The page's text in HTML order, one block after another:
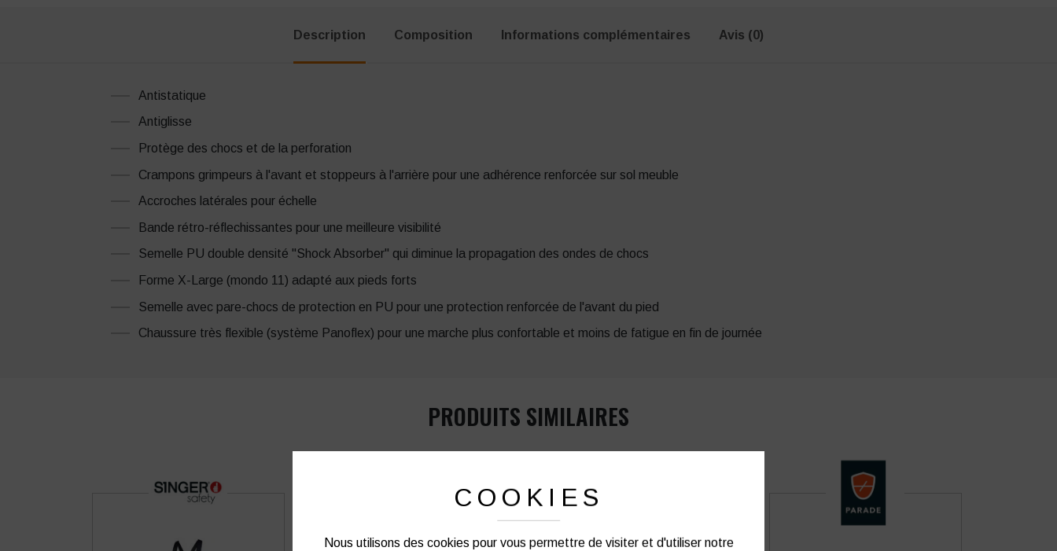
Description Composition Informations complémentaires Avis (0)
Antistatique
Antiglisse
Protège des chocs et de la perforation
Crampons grimpeurs à l'avant et stoppeurs à l'arrière pour une adhérence renforcée sur sol meuble
Accroches latérales pour échelle
Bande rétro-réflechissantes pour une meilleure visibilité
Semelle PU double densité "Shock Absorber" qui diminue la propagation des ondes de chocs
Forme X-Large (mondo 11) adapté aux pieds forts
Semelle avec pare-chocs de protection en PU pour une protection renforcée de l'avant du pied
Chaussure très flexible (système Panoflex) pour une marche plus confortable et moins de fatigue en fin de journée
PRODUITS SIMILAIRES
COOKIES
Nous utilisons des cookies pour vous permettre de visiter et d'utiliser notre